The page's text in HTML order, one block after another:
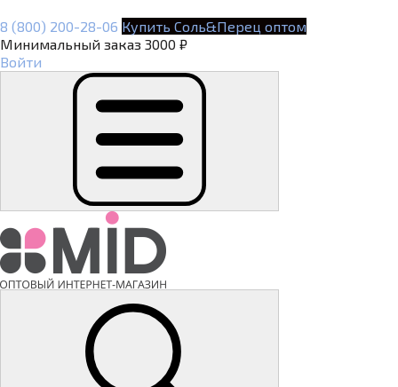
8 (800) 200-28-06 Купить Соль&Перец оптом
Минимальный заказ 3000 ₽
Войти